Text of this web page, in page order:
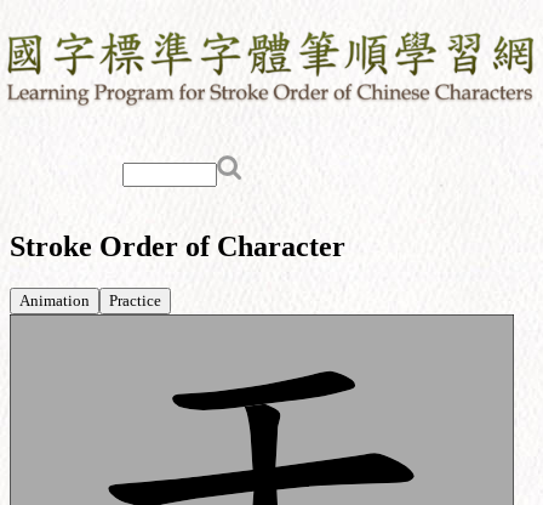
Stroke Order of Character
Animation Practice